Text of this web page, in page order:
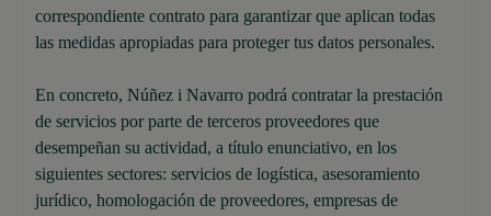
correspondiente contrato para garantizar que aplican todas
las medidas apropiadas para proteger tus datos personales.
En concreto, Núñez i Navarro podrá contratar la prestación
de servicios por parte de terceros proveedores que
desempeñan su actividad, a título enunciativo, en los
siguientes sectores: servicios de logística, asesoramiento
jurídico, homologación de proveedores, empresas de